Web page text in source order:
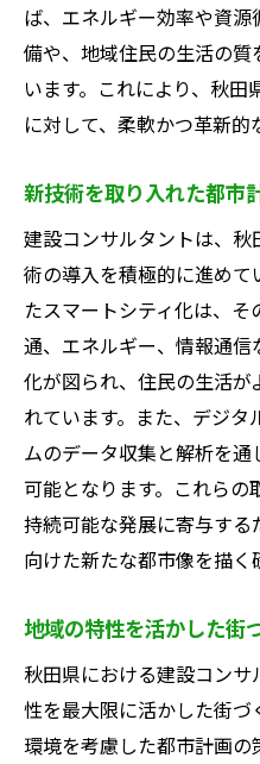
ば、エネルギー効率や資
備や、地域住民の生活の
います。これにより、秋
に対して、柔軟かつ革新的
新技術を取り入れた都市
建設コンサルタントは、
術の導入を積極的に進め
たスマートシティ化は、
通、エネルギー、情報通
化が図られ、住民の生活
れています。また、デジ
ムのデータ収集と解析を
可能となります。これらの
持続可能な発展に寄与す
向けた新たな都市像を描く
地域の特性を活かした街
秋田県における建設コン
性を最大限に活かした街
環境を考慮した都市計画